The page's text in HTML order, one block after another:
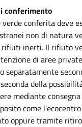
conferimento
conferita deve
non di natura
rifiuti inerti. Il rifiuto
di aree
separatamente
della
mediante
come
oppure tramite